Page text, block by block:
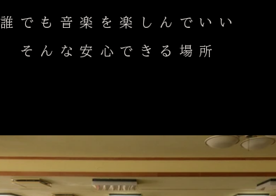
誰でも音楽を楽しんでいい
​そんな安心できる場所